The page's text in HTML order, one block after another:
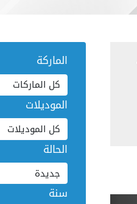
الماركة
كل الماركات
الموديلات
كل الموديلات
الحالة
جديدة
سنة